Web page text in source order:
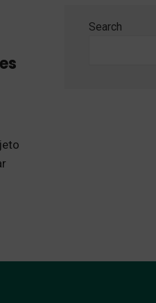
Search